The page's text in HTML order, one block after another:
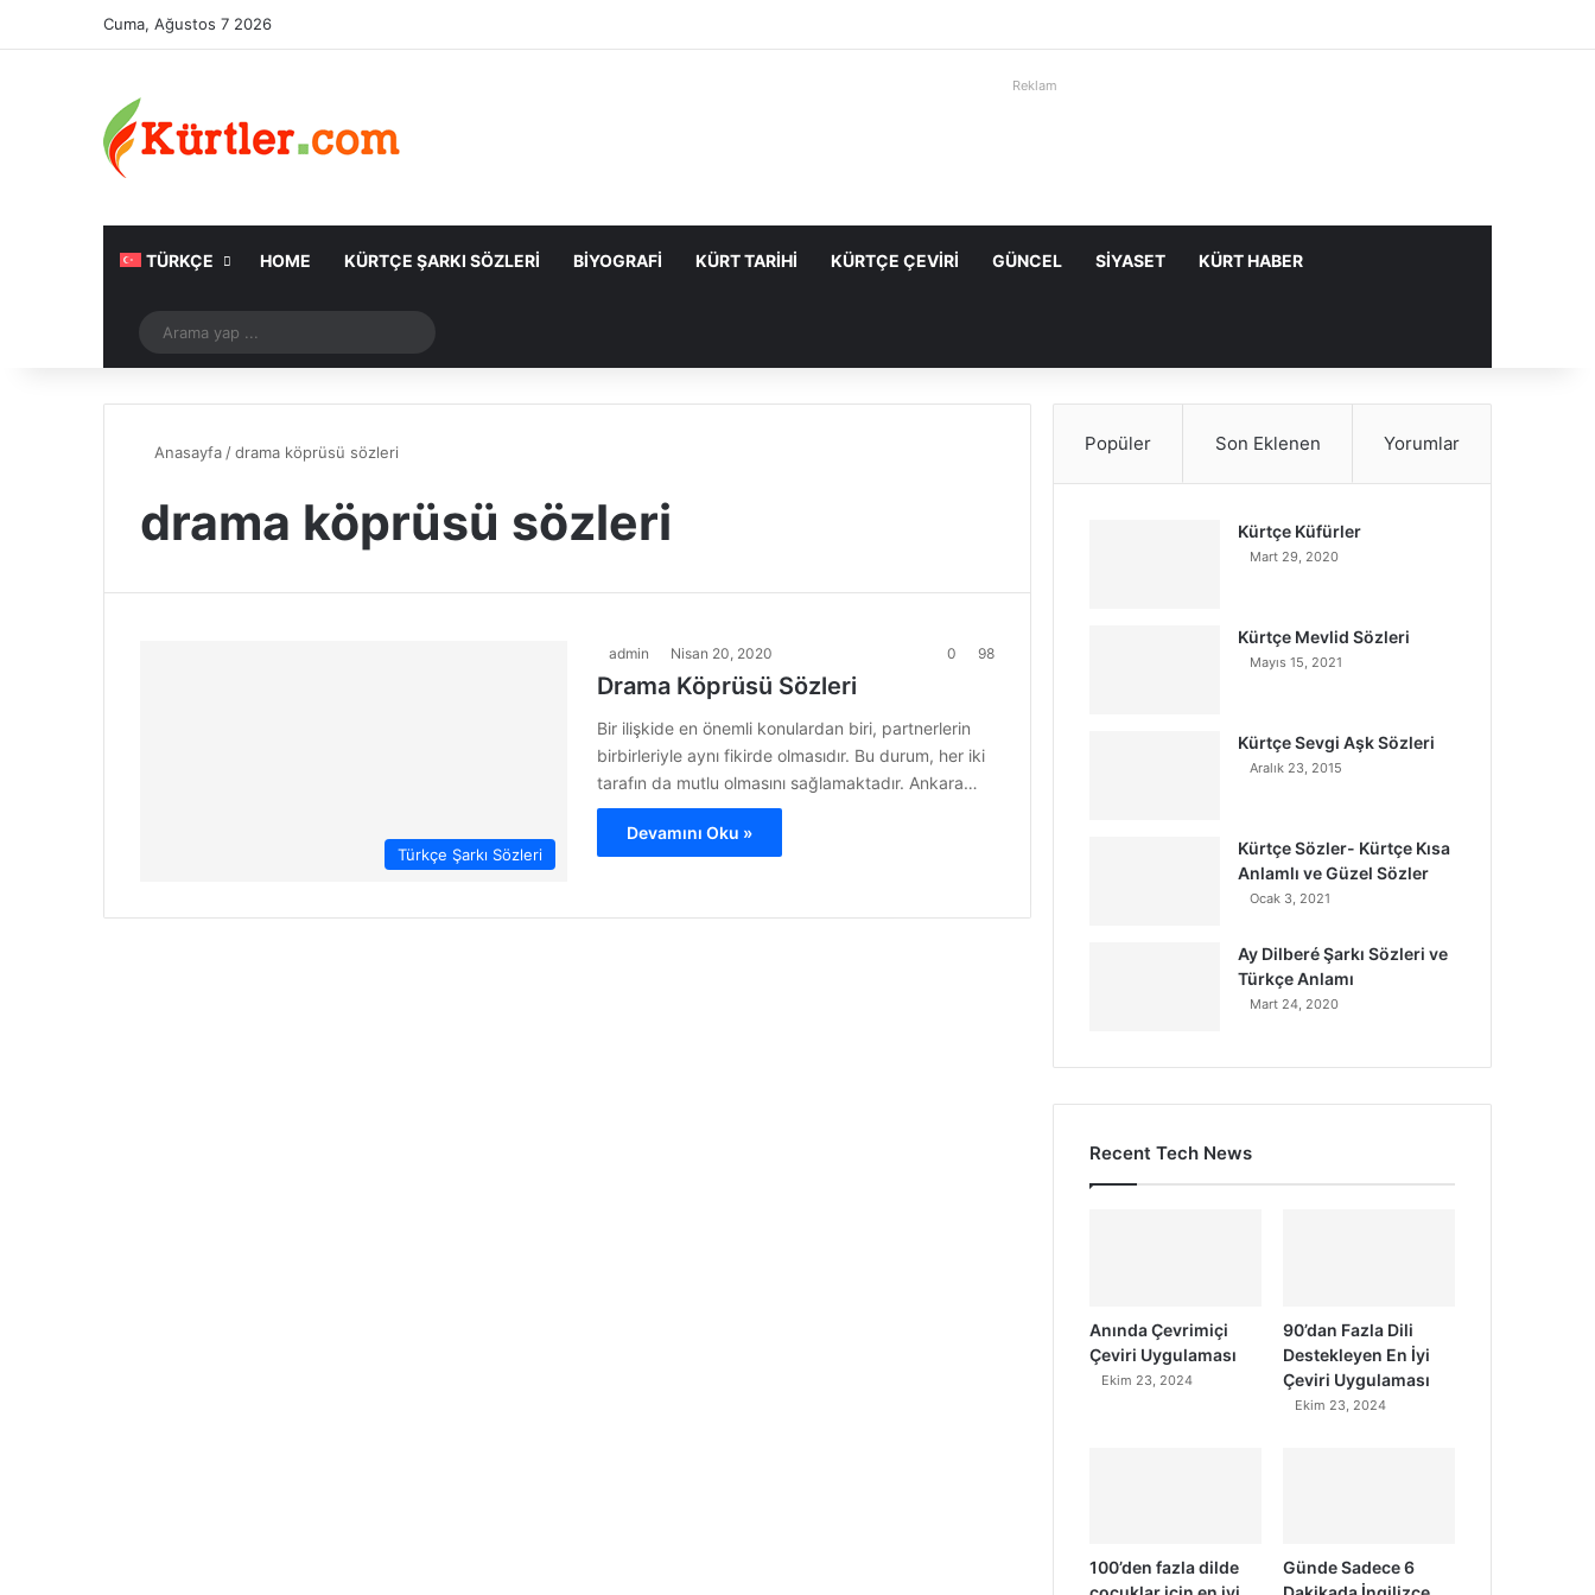
Cuma, Ağustos 7 2026
Reklam
TÜRKÇE HOME KÜRTÇE ŞARKI SÖZLERI BIYOGRAFI KÜRT TARIHI KÜRTÇE ÇEVIRI GÜNCEL SIYASET KÜRT HABER
Rastgele Makale
yap
Anasayfa /drama köprüsü sözleri
drama köprüsü sözleri
Türkçe Şarkı Sözleri
admin Nisan 20, 2020 0 98
Drama Köprüsü Sözleri
Bir ilişkide en önemli konulardan biri, partnerlerin
birbirleriyle aynı fikirde olmasıdır. Bu durum, her iki
tarafın da mutlu olmasını sağlamaktadır. Ankara…
Devamını Oku »
Popüler Son Eklenen Yorumlar
Kürtçe Küfürler
Mart 29, 2020
Kürtçe Mevlid Sözleri
Mayıs 15, 2021
Kürtçe Sevgi Aşk Sözleri
Aralık 23, 2015
Kürtçe Sözler- Kürtçe Kısa
Anlamlı ve Güzel Sözler
Ocak 3, 2021
Ay Dilberé Şarkı Sözleri ve
Türkçe Anlamı
Mart 24, 2020
Recent Tech News
Anında Çevrimiçi
Çeviri Uygulaması
Ekim 23, 2024
90’dan Fazla Dili
Destekleyen En İyi
Çeviri Uygulaması
Ekim 23, 2024
100’den fazla dilde
Günde Sadece 6